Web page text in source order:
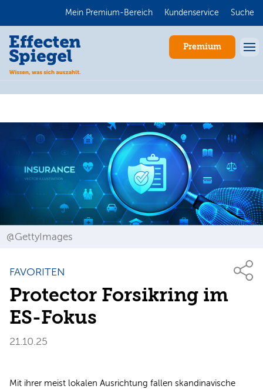
Mein Premium-Bereich Kundenservice Suche
Premium
@GettyImages
FAVORITEN
Protector Forsikring im
ES-Fokus
21.10.25
Mit ihrer meist lokalen Ausrichtung fallen skandinavische
Anmelden